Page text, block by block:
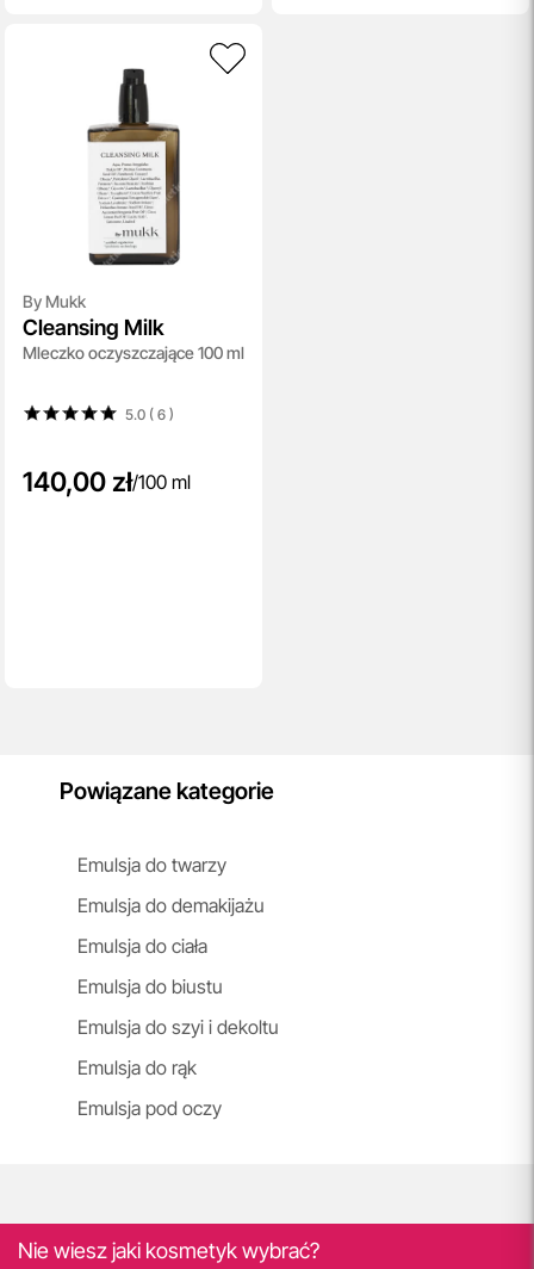
By Mukk
Cleansing Milk
Mleczko oczyszczające 100 ml
5.0 ( 6)
140,00 zł/100 ml
Powiązane kategorie
Emulsja do twarzy
Emulsja do demakijażu
Emulsja do ciała
Emulsja do biustu
Emulsja do szyi i dekoltu
Emulsja do rąk
Emulsja pod oczy
Nie wiesz jaki kosmetyk wybrać?